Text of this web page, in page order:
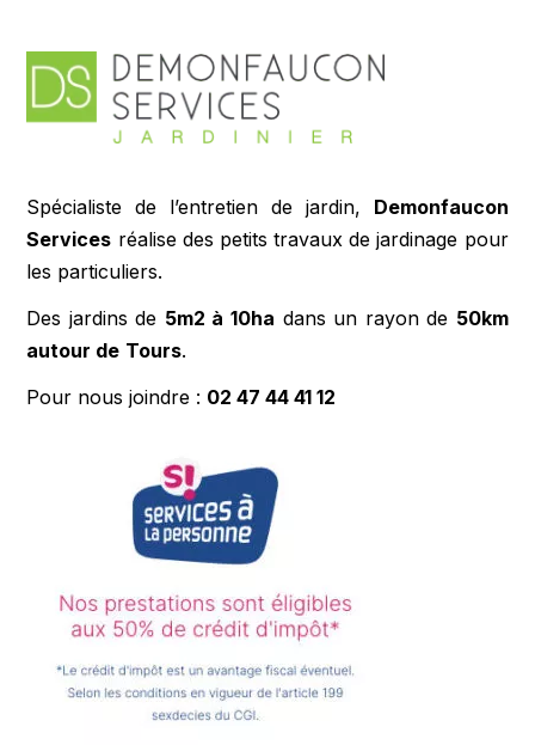
Spécialiste de l’entretien de jardin, Demonfaucon
Services réalise des petits travaux de jardinage pour
les particuliers.
Des jardins de 5m2 à 10ha dans un rayon de 50km
autour de Tours.
Pour nous joindre : 02 47 44 41 12